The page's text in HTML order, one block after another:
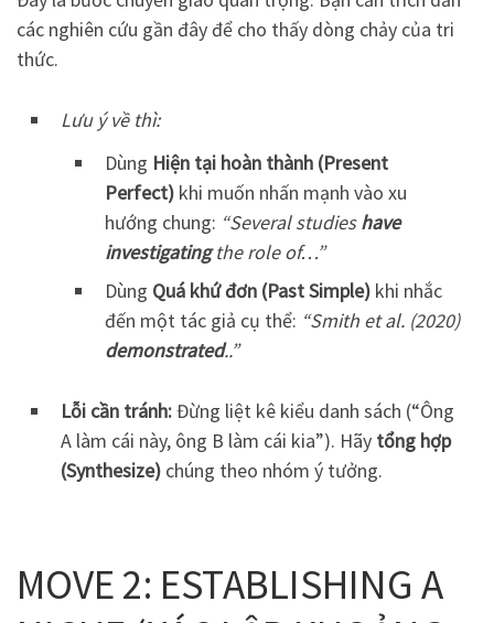
các nghiên cứu gần đây để cho thấy dòng chảy của tri
thức.
Lưu ý về thì:
Dùng Hiện tại hoàn thành (Present
Perfect) khi muốn nhấn mạnh vào xu
hướng chung: “Several studieshave
investigatingthe role of…”
Dùng Quá khứ đơn (Past Simple) khi nhắc
đến một tác giả cụ thể: “Smith et al. (2020)
demonstrated..”
Lỗi cần tránh:Đừng liệt kê kiểu danh sách (“Ông
A làm cái này, ông B làm cái kia”). Hãy tổng hợp
(Synthesize) chúng theo nhóm ý tưởng.
MOVE 2: ESTABLISHING A